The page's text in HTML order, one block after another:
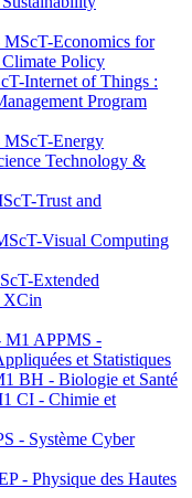
Economics for
Policy
Internet of Things :
Program
Energy
Technology &
Trust and
Visual Computing
Extended
XCin
APPMS -
et Statistiques
BH - Biologie et Santé
CI - Chimie et
- Système Cyber
- Physique des Hautes